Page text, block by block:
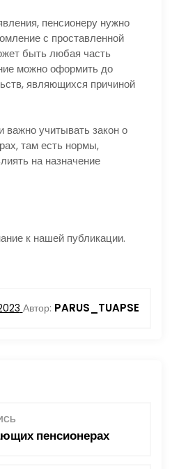
пенсионеру нужно
с проставленной
быть любая часть
можно оформить до
являющихся причиной
важно учитывать закон о
там есть нормы,
на назначение
к нашей публикации.
Автор: PARUS_TUAPSE
пенсионерах